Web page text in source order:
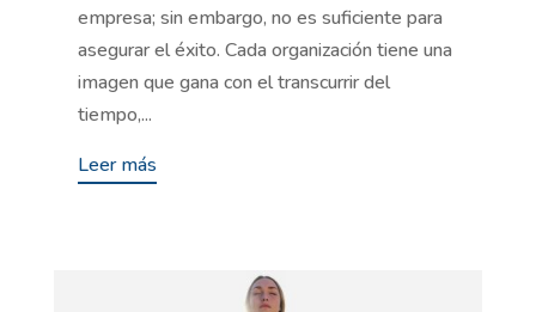
empresa; sin embargo, no es suficiente para
asegurar el éxito. Cada organización tiene una
imagen que gana con el transcurrir del
tiempo,...
Leer más